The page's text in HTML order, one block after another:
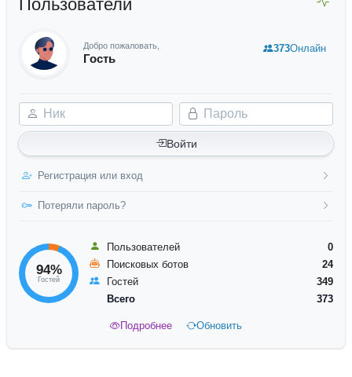
Пользователи
Добро пожаловать,
Гость
Ник Пароль
Войти
Регистрация или вход
Потеряли пароль?
373Онлайн
94%
Гостей
Пользователей
0
Поисковых ботов
24
Гостей
349
Всего
373
Подробнее Обновить